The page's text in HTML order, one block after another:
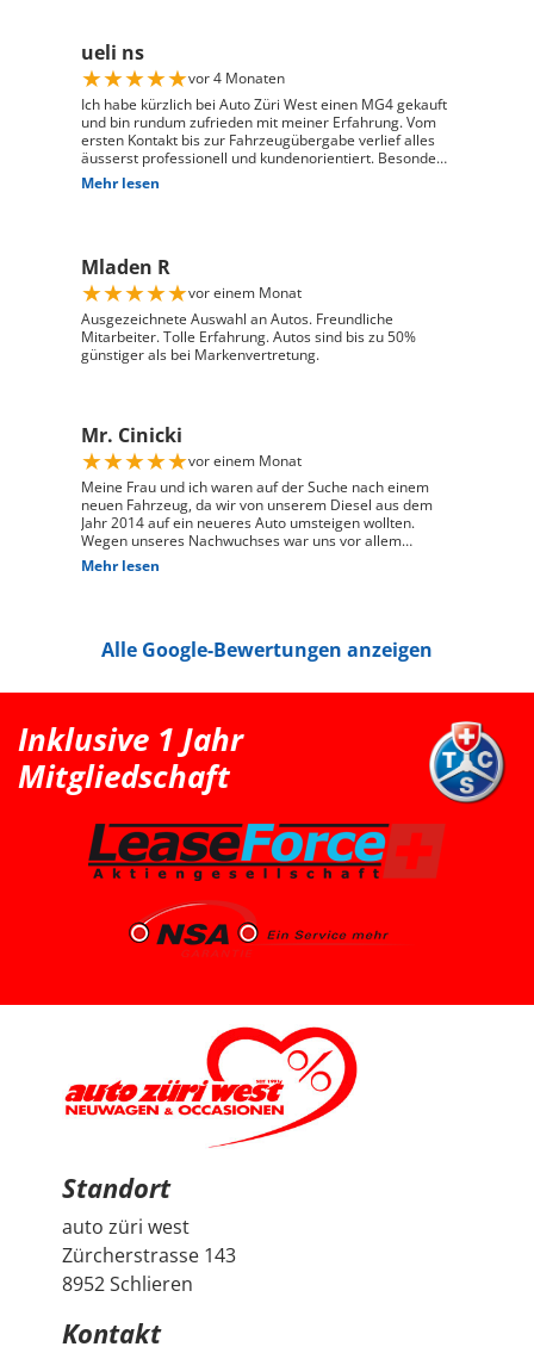
ueli ns
★★★★★vor 4 Monaten
Ich habe kürzlich bei Auto Züri West einen MG4 gekauft
und bin rundum zufrieden mit meiner Erfahrung. Vom
ersten Kontakt bis zur Fahrzeugübergabe verlief alles
äusserst professionell und kundenorientiert. Besonders
hervorheben möchte ich die hervorragende Beratung
durch Herrn David Panic. Er hat sich viel Zeit
und engagierte Art hat den gesamten Kaufprozess sehr
angenehm gemacht. Die Abwicklung verlief reibungslos
und zuverlässig, und ich habe mein Fahrzeug genau so
erhalten, wie ich es mir vorgestellt habe. Ich kann Auto
Züri West uneingeschränkt weiterempfehlen und
bedanke mich herzlich für den ausgezeichneten Service
Mehr lesen
Mladen R
★★★★★vor einem Monat
Ausgezeichnete Auswahl an Autos. Freundliche
Mitarbeiter. Tolle Erfahrung. Autos sind bis zu 50%
günstiger als bei Markenvertretung.
Mr. Cinicki
★★★★★vor einem Monat
Meine Frau und ich waren auf der Suche nach einem
neuen Fahrzeug, da wir von unserem Diesel aus dem
Jahr 2014 auf ein neueres Auto umsteigen wollten.
Wegen unseres Nachwuchses war uns vor allem
wichtig, dass genügend Platz für einen Kindersitz
vorhanden ist und das Fahrzeug gut zu unserem Alltag
Bedürfnisse mit Kindersitz hinter dem Fahrer leider
etwas zu klein. Nach der Probefahrt hat uns der Berater
her nicht überzeugt hat. Somit war für uns klar, dass
der Peugeot 2008 die bessere Wahl ist. Schlussendlich
sind wir wieder zu Auto Züri West zurückgekommen
und konnten dort einen super Deal für einen Peugeot
knapp 7’000 km, ist ein Voll-Benziner und passt für uns
vom Platz, Fahrgefühl und Gesamtpaket sehr gut. Die
Beratung durch Herrn Francesco Salerno war sehr
freundlich, ehrlich und unkompliziert. Auch wenn die
Auswahl für uns relativ klar und limitiert war, fühlten wir
uns gut aufgehoben. Besonders positiv fand ich den
spannenden Austausch mit dem Berater über
allgemeine Autothemen und Dinge, die Autoliebhaber
Thema Auto vorhanden ist. Sehr geschätzt haben wir
zudem, dass vor der Übergabe extra noch ein Service
durchgeführt wurde, damit wir mit dem Fahrzeug
länger Ruhe haben. Das ist nicht selbstverständlich und
hat den positiven Eindruck nochmals verstärkt. Wir
freuen uns sehr über unseren Peugeot 2008 und
bedanken uns herzlich bei Auto Züri West sowie bei
Herrn Francesco Salerno für die angenehme Beratung,
den guten Austausch und den super Deal.
Mehr lesen
Alle Google-Bewertungen anzeigen
Inklusive 1 Jahr
Mitgliedschaft
Standort
auto züri west
Zürcherstrasse 143
8952 Schlieren
Kontakt